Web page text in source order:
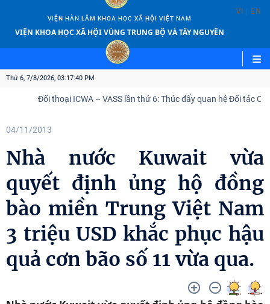
VIỆN HÀN LÂM KHOA HỌC XÃ HỘI VIỆT NAM
VIỆN KHOA HỌC XÃ HỘI VÙNG TRUNG BỘ VÀ TÂY NGUYÊN
VI | EN
Thứ 6, 7/8/2026, 03:17:41 PM
Đối thoại ICWA – VASS lần thứ 6: Thúc đẩy quan hệ Đối tác Chiến
04/11/2013
Nhà nước Kuwait vừa
quyết định ủng hộ đồng
bào miền Trung Việt Nam
3 triệu USD khắc phục hậu
quả cơn bão số 11 vừa qua.